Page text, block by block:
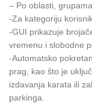
– Po oblasti,
-Za kategoriju
-GUI prikazuje
vremenu i slobodne
-Automatsko
prag, kao što je
izdavanja karata ili
parkinga.